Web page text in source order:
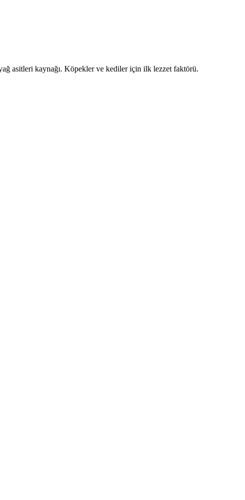
asitleri kaynağı. Köpekler ve kediler için ilk lezzet faktörü.